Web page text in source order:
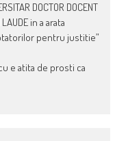
DOCTOR DOCENT
LAUDE in a arata
pentru justitie”
e atita de prosti ca